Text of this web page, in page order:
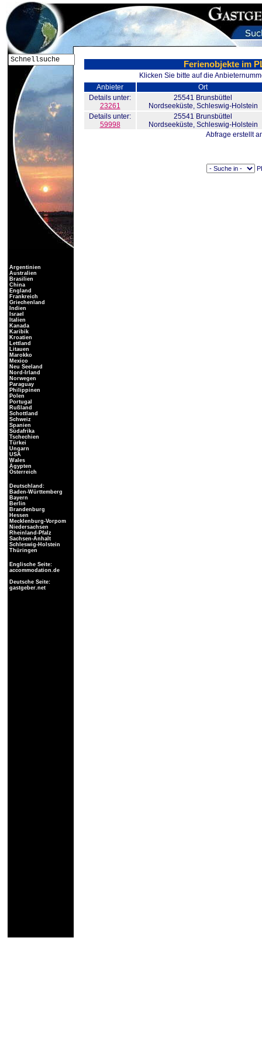
Ferienobjekte im
Klicken Sie bitte auf die
Anbieter
Ort
Details unter:
23261
25541 Brunsbüttel
Nordseeküste, Schleswig-Holstein
Details unter:
59998
25541 Brunsbüttel
Nordseeküste, Schleswig-Holstein
Abfrage erstellt
Argentinien
Australien
Brasilien
China
England
Frankreich
Griechenland
Indien
Israel
Italien
Kanada
Karibik
Kroatien
Lettland
Litauen
Marokko
Mexico
Neu Seeland
Nord-Irland
Norwegen
Paraguay
Philippinen
Polen
Portugal
Rußland
Schottland
Schweiz
Spanien
Südafrika
Tschechien
Türkei
Ungarn
USA
Wales
Ägypten
Österreich
Deutschland:
Baden-Württemberg
Bayern
Berlin
Brandenburg
Hessen
Mecklenburg-Vorpom
Niedersachsen
Rheinland-Pfalz
Sachsen-Anhalt
Schleswig-Holstein
Thüringen
Englische Seite:
accommodation.de
Deutsche Seite:
gastgeber.net